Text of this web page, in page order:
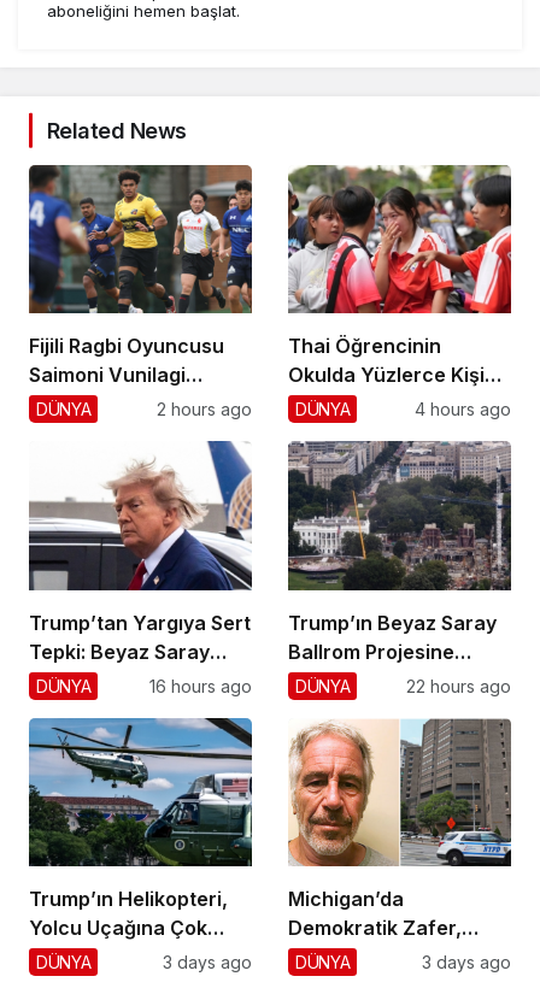
aboneliğini hemen başlat.
Related News
Fijili Ragbi Oyuncusu
Saimoni Vunilagi
Hayatını Kaybetti
DÜNYA 2 hours ago
Thai Öğrencinin
Okulda Yüzlerce Kişiyi
Vurdu!
DÜNYA 4 hours ago
Trump’tan Yargıya Sert
Tepki: Beyaz Saray
Krizi!
DÜNYA 16 hours ago
Trump’ın Beyaz Saray
Ballrom Projesine
Durdurma
DÜNYA 22 hours ago
Trump’ın Helikopteri,
Yolcu Uçağına Çok
Yaklaştı!
DÜNYA 3 days ago
Michigan’da
Demokratik Zafer,
Cumhuriyetçilere
DÜNYA 3 days ago